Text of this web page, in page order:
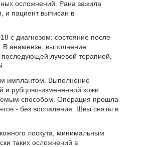
осложнений. Рана зажила
и пациент выписан в
с диагнозом: состояние после
В анамнезе: выполнение
лучевой терапией,
имплантом. Выполнение
и рубцово-измененной кожи
способом. Операция прошла
- без воспаления. Швы сняты в
лоскута, минимальным
таких осложнений в